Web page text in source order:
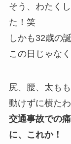
そう、わたく
た！笑
しかも32歳の
この日じゃな
尻、腰、太も
動けずに横た
交通事故での
に、これか！